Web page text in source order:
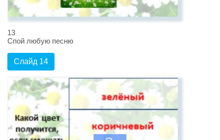
13
Спой любую песню
Слайд 14